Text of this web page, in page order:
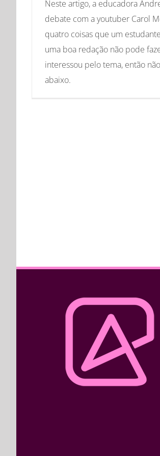
Neste artigo, a educadora
debate com a youtuber Carol
quatro coisas que um
uma boa redação não pode
interessou pelo tema, então
abaixo.